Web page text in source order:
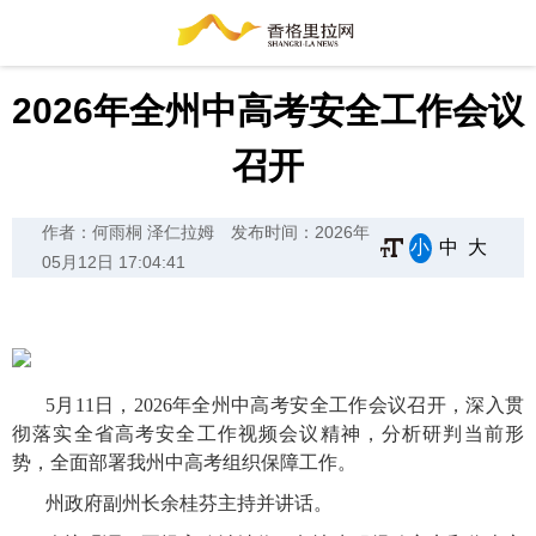
2026年全州中高考安全工作会议
召开
作者：何雨桐 泽仁拉姆
发布时间：2026年
05月12日 17:04:41
小 中 大
5月11日，2026年全州中高考安全工作会议召开，深入贯
彻落实全省高考安全工作视频会议精神，分析研判当前形
势，全面部署我州中高考组织保障工作。
州政府副州长余桂芬主持并讲话。